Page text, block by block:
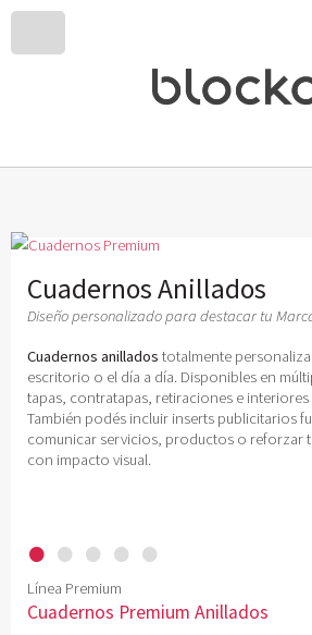
Cuadernos Anillados
Diseño personalizado para destacar tu
Cuadernos anillados totalmente
escritorio o el día a día. Disponibles en
tapas, contratapas, retiraciones e interiores
También podés incluir inserts publicitarios
comunicar servicios, productos o reforzar
con impacto visual.
• • • • •
Línea Premium
Cuadernos Premium Anillados